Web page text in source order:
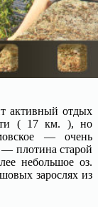
активный отдых
( 17 км. ), но
— очень
— плотина старой
небольшое оз.
зарослях из